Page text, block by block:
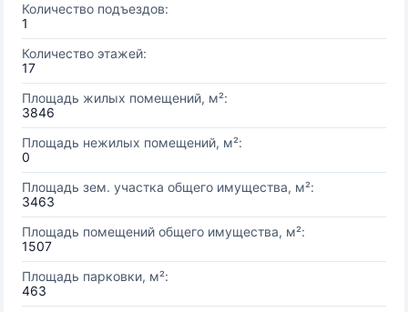
Количество подъездов:
1
Количество этажей:
17
Площадь жилых помещений, м²:
3846
Площадь нежилых помещений, м²:
0
Площадь зем. участка общего имущества, м²:
3463
Площадь помещений общего имущества, м²:
1507
Площадь парковки, м²:
463